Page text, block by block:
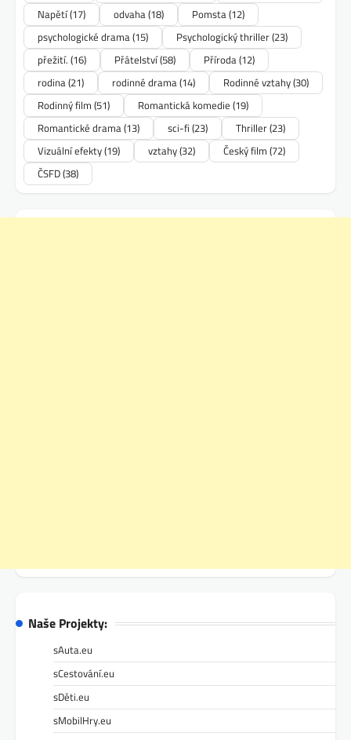
Napětí(17) odvaha(18) Pomsta(12)
psychologické drama(15) Psychologický thriller(23)
přežití. (16) Přátelství(58) Příroda(12)
rodina(21) rodinné drama(14) Rodinné vztahy(30)
Rodinný film (51) Romantická komedie (19)
Romantické drama(13) sci-fi (23) Thriller(23)
Vizuální efekty(19) vztahy(32) Český film (72)
ČSFD(38)
Naše Projekty:
sAuta.eu
sCestování.eu
sDěti.eu
sMobilHry.eu